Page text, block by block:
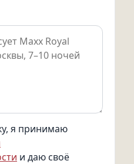
я принимаю
и даю своё